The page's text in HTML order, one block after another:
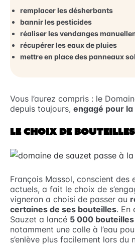
remplacer les désherbants
bannir les pesticides
réaliser les vendanges
récupérer les eaux de pluies
mettre en place des panneaux
Vous l’aurez compris : le
depuis toujours, engagé pour
LE CHOIX DE
François Massol, conscient des
actuels, a fait le choix de
vigneron a choisi de passer au
certaines de ses bouteilles. En
Sauzet a lancé 5 000
notamment une colle à l’eau
s’enlève plus facilement lors du